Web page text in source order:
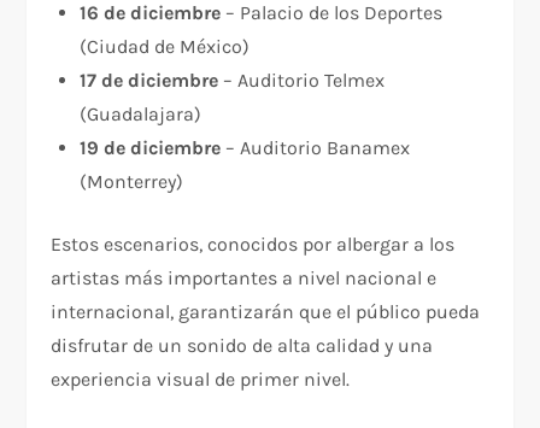
16 de diciembre – Palacio de los Deportes
(Ciudad de México)
17 de diciembre – Auditorio Telmex
(Guadalajara)
19 de diciembre – Auditorio Banamex
(Monterrey)
Estos escenarios, conocidos por albergar a los
artistas más importantes a nivel nacional e
internacional, garantizarán que el público pueda
disfrutar de un sonido de alta calidad y una
experiencia visual de primer nivel.